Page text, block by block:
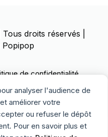
analyser l'audience de
améliorer votre
ou refuser le dépôt
Pour en savoir plus et
| Tous droits réservés |
Popipop
de confidentialité
cookies